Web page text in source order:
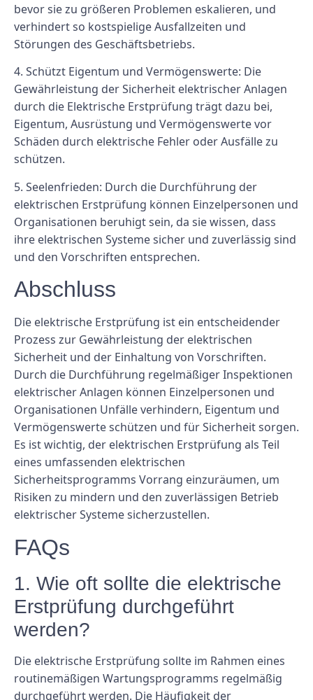
bevor sie zu größeren Problemen eskalieren, und
verhindert so kostspielige Ausfallzeiten und
Störungen des Geschäftsbetriebs.
4. Schützt Eigentum und Vermögenswerte: Die
Gewährleistung der Sicherheit elektrischer Anlagen
durch die Elektrische Erstprüfung trägt dazu bei,
Eigentum, Ausrüstung und Vermögenswerte vor
Schäden durch elektrische Fehler oder Ausfälle zu
schützen.
5. Seelenfrieden: Durch die Durchführung der
elektrischen Erstprüfung können Einzelpersonen und
Organisationen beruhigt sein, da sie wissen, dass
ihre elektrischen Systeme sicher und zuverlässig sind
und den Vorschriften entsprechen.
Abschluss
Die elektrische Erstprüfung ist ein entscheidender
Prozess zur Gewährleistung der elektrischen
Sicherheit und der Einhaltung von Vorschriften.
Durch die Durchführung regelmäßiger Inspektionen
elektrischer Anlagen können Einzelpersonen und
Organisationen Unfälle verhindern, Eigentum und
Vermögenswerte schützen und für Sicherheit sorgen.
Es ist wichtig, der elektrischen Erstprüfung als Teil
eines umfassenden elektrischen
Sicherheitsprogramms Vorrang einzuräumen, um
Risiken zu mindern und den zuverlässigen Betrieb
elektrischer Systeme sicherzustellen.
FAQs
1. Wie oft sollte die elektrische
Erstprüfung durchgeführt
werden?
Die elektrische Erstprüfung sollte im Rahmen eines
routinemäßigen Wartungsprogramms regelmäßig
durchgeführt werden. Die Häufigkeit der